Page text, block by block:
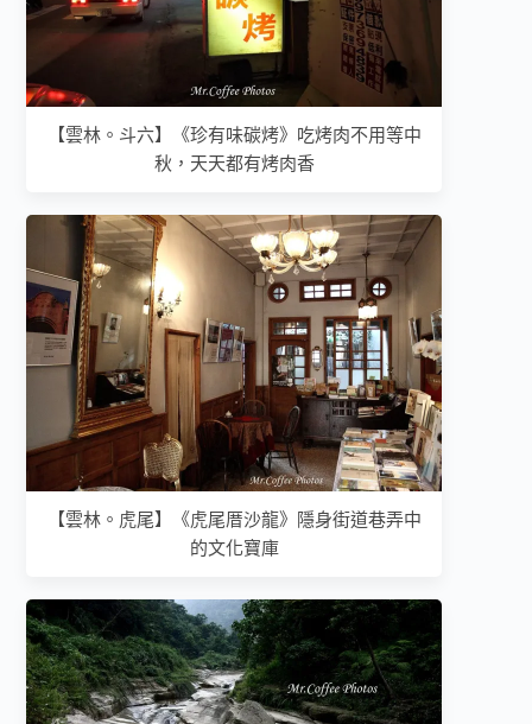
【雲林。斗六】《珍有味碳烤》吃烤肉不用等中
秋，天天都有烤肉香
【雲林。虎尾】《虎尾厝沙龍》隱身街道巷弄中
的文化寶庫